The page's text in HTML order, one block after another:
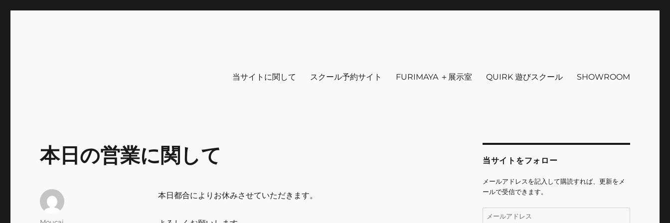
当サイトに関して スクール予約サイト FURIMAYA ＋展示室 QUIRK 遊びスクール SHOWROOM
本日の営業に関して
本日都合によりお休みさせていただきます。
当サイトをフォロー
メールアドレスを記入して購読すれば、更新をメ
ールで受信できます。